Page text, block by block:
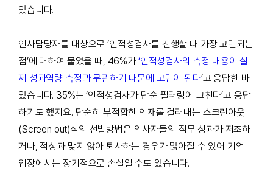
있습니다.
인사담당자를 대상으로‘인적성검사를 진행할 때 가장 고민되는
점’에 대하여 물었을 때, 46%가‘인적성검사의 측정 내용이 실
제 성과역량 측정과 무관하기 때문에 고민이 된다’고 응답한 바
있습니다. 35%는‘인적성검사가 단순 필터링에 그친다’고 응답
하기도 했지요. 단순히 부적합한 인재롤 걸러내는 스크린아웃
(Screen out)식의 선발방법은 입사자들의 직무 성과가 저조하
거나,적성과 맞지 않아 퇴사하는 경우가 많아질 수 있어 기업
입장에서는 장기적으로 손실일 수도 있습니다.